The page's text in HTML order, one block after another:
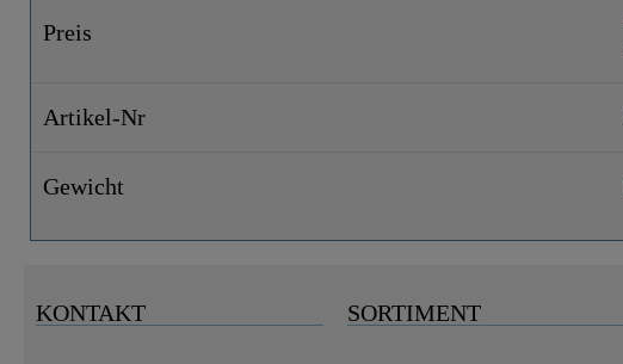
Preis
Artikel-Nr
Gewicht
KONTAKT SORTIMENT